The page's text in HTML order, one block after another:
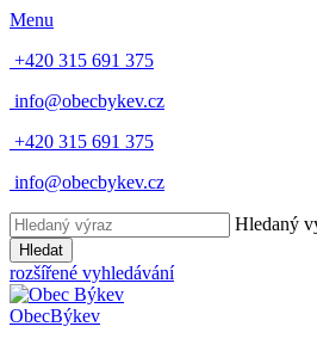
Menu
+420 315 691 375
info@obecbykev.cz
+420 315 691 375
info@obecbykev.cz
Hledaný
Hledat
rozšířené vyhledávání
ObecBýkev